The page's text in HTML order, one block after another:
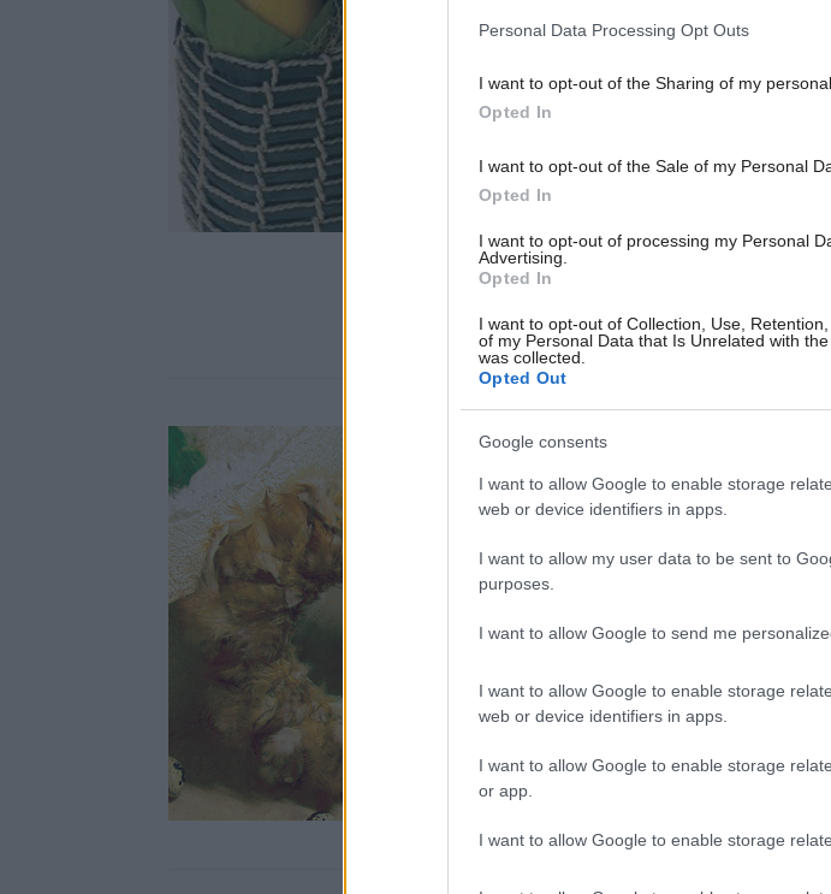
Personal Data Processing Opt Outs
I want to opt-out of the Sharing of my personal
Opted In
I want to opt-out of the Sale of my Personal
Opted In
I want to opt-out of processing my Personal
Advertising.
Opted In
I want to opt-out of Collection, Use,
of my Personal Data that Is Unrelated with
was collected.
Opted Out
Google consents
I want to allow Google to enable storage
web or device identifiers in apps.
I want to allow my user data to be sent to
purposes.
I want to allow Google to send me
I want to allow Google to enable storage
web or device identifiers in apps.
I want to allow Google to enable storage
or app.
I want to allow Google to enable storage
možno využiť veľké množstvo
však vyberte len jeden,
20. 03. 2011
Jarný veniec
prekvapenie. Farebné pierka
jednoduchosťou a
venca zo sena v rustikálnom
vyrobíte páperový veniec